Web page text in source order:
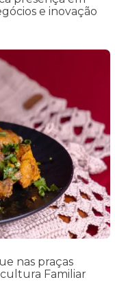
e inovação
nas praças
Familiar